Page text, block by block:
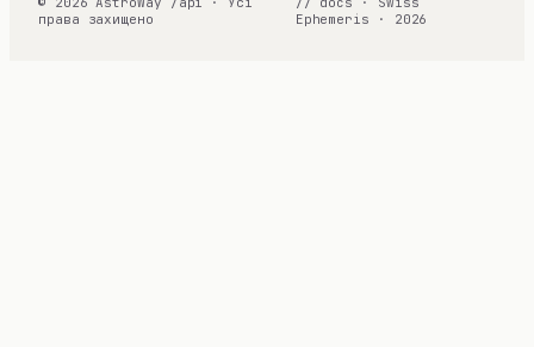
права захищено
Ephemeris · 2026